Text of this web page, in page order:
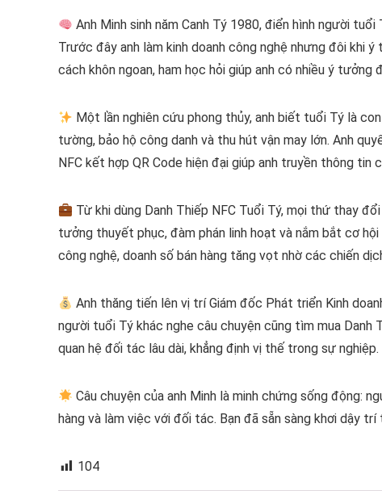
Anh Minh sinh năm Canh Tý 1980, điển hình người
Trước đây anh làm kinh doanh công nghệ nhưng đôi khi
cách khôn ngoan, ham học hỏi giúp anh có nhiều ý
Một lần nghiên cứu phong thủy, anh biết tuổi Tý là
tường, bảo hộ công danh và thu hút vận may lớn. Anh
NFC kết hợp QR Code hiện đại giúp anh truyền thông tin
Từ khi dùng Danh Thiếp NFC Tuổi Tý, mọi thứ thay
tưởng thuyết phục, đàm phán linh hoạt và nắm bắt cơ
công nghệ, doanh số bán hàng tăng vọt nhờ các chiến
Anh thăng tiến lên vị trí Giám đốc Phát triển Kinh
người tuổi Tý khác nghe câu chuyện cũng tìm mua
quan hệ đối tác lâu dài, khẳng định vị thế trong sự nghiệp.
Câu chuyện của anh Minh là minh chứng sống động:
hàng và làm việc với đối tác. Bạn đã sẵn sàng khơi dậy
104